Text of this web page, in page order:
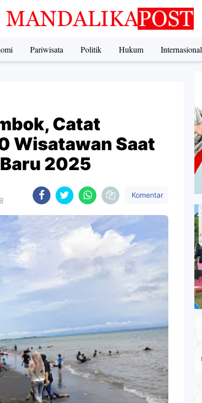
Pariwisata Politik Hukum Internasional
Catat
Wisatawan Saat
2025
Komentar